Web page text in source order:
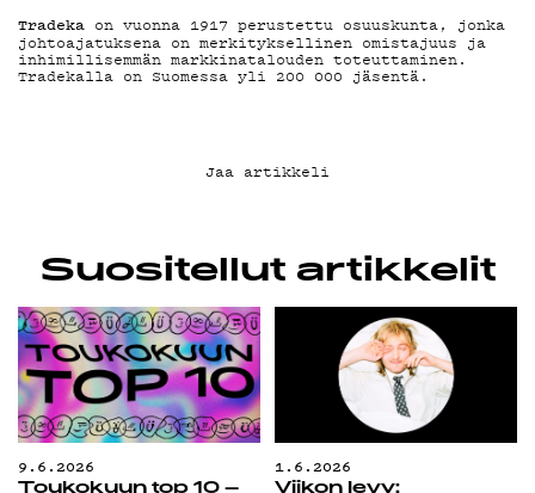
Tradeka on vuonna 1917 perustettu osuuskunta, jonka
johtoajatuksena on merkityksellinen omistajuus ja
inhimillisemmän markkinatalouden toteuttaminen.
Tradekalla on Suomessa yli 200 000 jäsentä.
Jaa artikkeli
Suositellut artikkelit
9.6.2026
Toukokuun top 10 –
1.6.2026
Viikon levy: